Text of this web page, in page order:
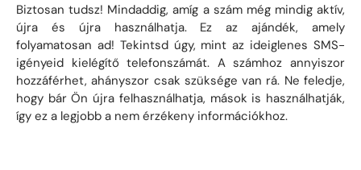
Biztosan tudsz! Mindaddig, amíg a szám még mindig aktív,
újra és újra használhatja. Ez az ajándék, amely
folyamatosan ad! Tekintsd úgy, mint az ideiglenes SMS-
igényeid kielégítő telefonszámát. A számhoz annyiszor
hozzáférhet, ahányszor csak szüksége van rá. Ne feledje,
hogy bár Ön újra felhasználhatja, mások is használhatják,
így ez a legjobb a nem érzékeny információkhoz.